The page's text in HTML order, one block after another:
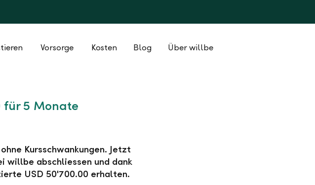
Vorsorge Kosten Blog Über willbe
für 5 Monate
Kursschwankungen. Jetzt
willbe abschliessen und dank
USD 50'700.00 erhalten.